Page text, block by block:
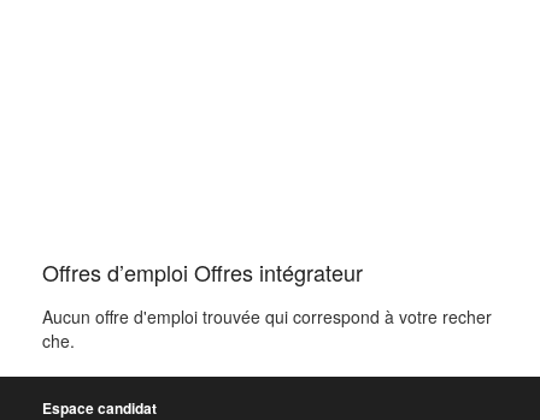
Offres d’emploi Offres intégrateur
Aucun offre d'emploi trouvée qui correspond à votre recher
che.
Espace candidat